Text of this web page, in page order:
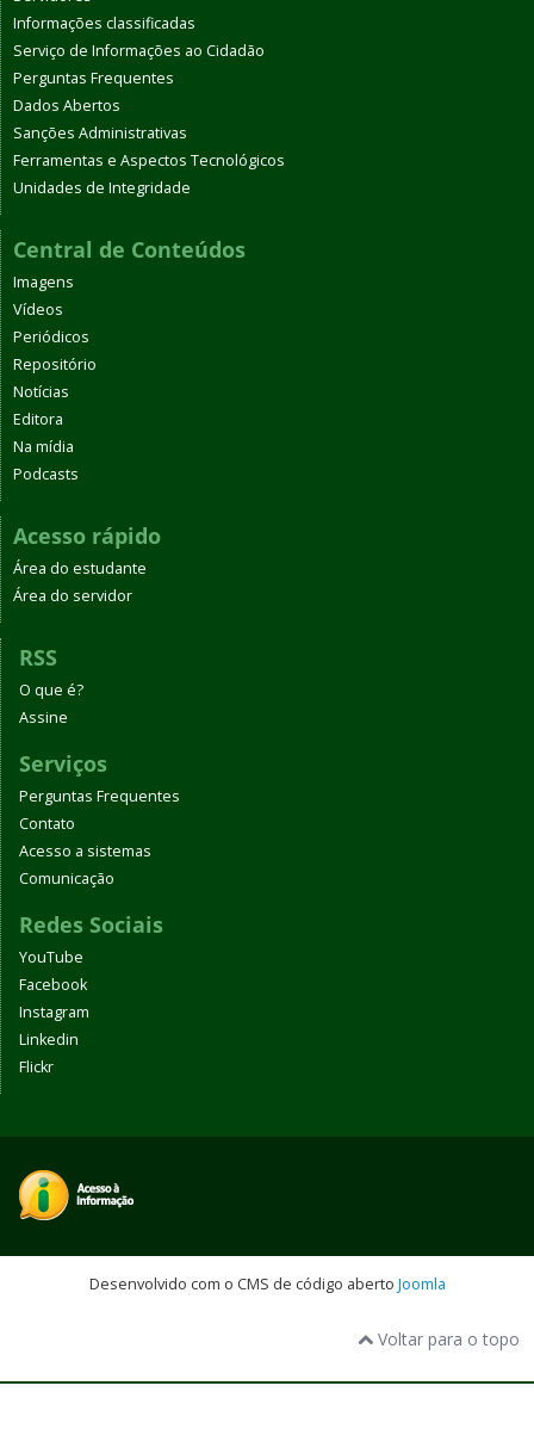
Informações classificadas
Serviço de Informações ao Cidadão
Perguntas Frequentes
Dados Abertos
Sanções Administrativas
Ferramentas e Aspectos Tecnológicos
Unidades de Integridade
Central de Conteúdos
Imagens
Vídeos
Periódicos
Repositório
Notícias
Editora
Na mídia
Podcasts
Acesso rápido
Área do estudante
Área do servidor
RSS
O que é?
Assine
Serviços
Perguntas Frequentes
Contato
Acesso a sistemas
Comunicação
Redes Sociais
YouTube
Facebook
Instagram
Linkedin
Flickr
Desenvolvido com o CMS de código aberto Joomla
Voltar para o topo